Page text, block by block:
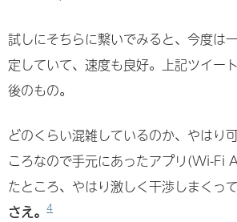
試しにそちらに繋いでみると、今度は
定していて、速度も良好。上記ツイー
後のもの。
どのくらい混雑しているのか、やはり
ころなので手元にあったアプリ(Wi-Fi
たところ、やはり激しく干渉しまくって
さえ。 4